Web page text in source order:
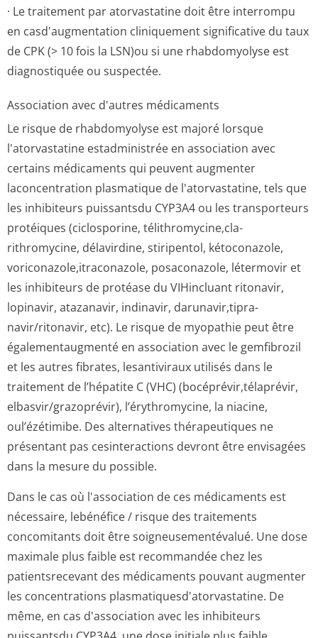
· Le traitement par atorvastatine doit être interrompu
en casd'augmentation cliniquement significative du taux
de CPK (> 10 fois la LSN)ou si une rhabdomyolyse est
diagnostiquée ou suspectée.
Association avec d'autres médicaments
Le risque de rhabdomyolyse est majoré lorsque
l'atorvastatine estadministrée en association avec
certains médicaments qui peuvent augmenter
laconcentration plasmatique de l'atorvastatine, tels que
les inhibiteurs puissantsdu CYP3A4 ou les transporteurs
protéiques (ciclosporine, télithromycine,cla­
rithromycine, délavirdine, stiripentol, kétoconazole,
voriconazole,i­traconazole, posaconazole, létermovir et
les inhibiteurs de protéase du VIHincluant ritonavir,
lopinavir, atazanavir, indinavir, darunavir,tipra­
navir/ritonavir, etc). Le risque de myopathie peut être
égalementaugmenté en association avec le gemfibrozil
et les autres fibrates, lesantiviraux utilisés dans le
traitement de l’hépatite C (VHC) (bocéprévir,té­laprévir,
elbasvir/grazo­prévir), l’érythromycine, la niacine,
oul’ézétimibe. Des alternatives thérapeutiques ne
présentant pas cesinteractions devront être envisagées
dans la mesure du possible.
Dans le cas où l'association de ces médicaments est
nécessaire, lebénéfice / risque des traitements
concomitants doit être soigneusementé­valué. Une dose
maximale plus faible est recommandée chez les
patientsrecevant des médicaments pouvant augmenter
les concentrations plasmatiquesd'a­torvastatine. De
même, en cas d'association avec les inhibiteurs